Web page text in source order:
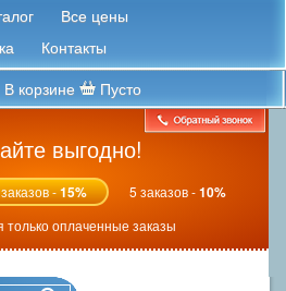
Все цены
Контакты
В корзине
Пусто
выгодно!
-15% 5 заказов -10%
только оплаченные заказы